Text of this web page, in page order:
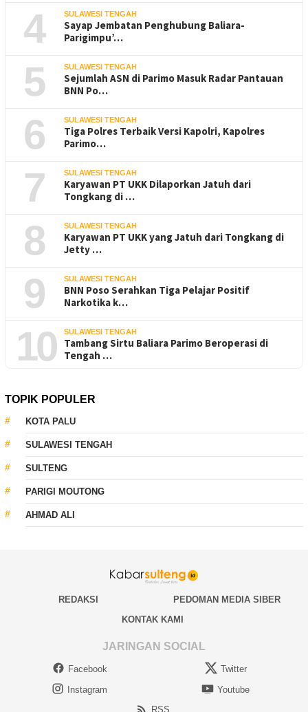
4 SULAWESI TENGAH
Sayap Jembatan Penghubung Baliara-
Parigimpu’…
5 SULAWESI TENGAH
Sejumlah ASN di Parimo Masuk Radar Pantauan
BNN Po…
6 SULAWESI TENGAH
Tiga Polres Terbaik Versi Kapolri, Kapolres
Parimo…
7 SULAWESI TENGAH
Karyawan PT UKK Dilaporkan Jatuh dari
Tongkang di …
8 SULAWESI TENGAH
Karyawan PT UKK yang Jatuh dari Tongkang di
Jetty …
9 SULAWESI TENGAH
BNN Poso Serahkan Tiga Pelajar Positif
Narkotika k…
10 SULAWESI TENGAH
Tambang Sirtu Baliara Parimo Beroperasi di
Tengah …
TOPIK POPULER
KOTA PALU
SULAWESI TENGAH
SULTENG
PARIGI MOUTONG
AHMAD ALI
REDAKSI
PEDOMAN MEDIA SIBER
KONTAK KAMI
JARINGAN SOCIAL
Facebook
Twitter
Instagram
Youtube
RSS